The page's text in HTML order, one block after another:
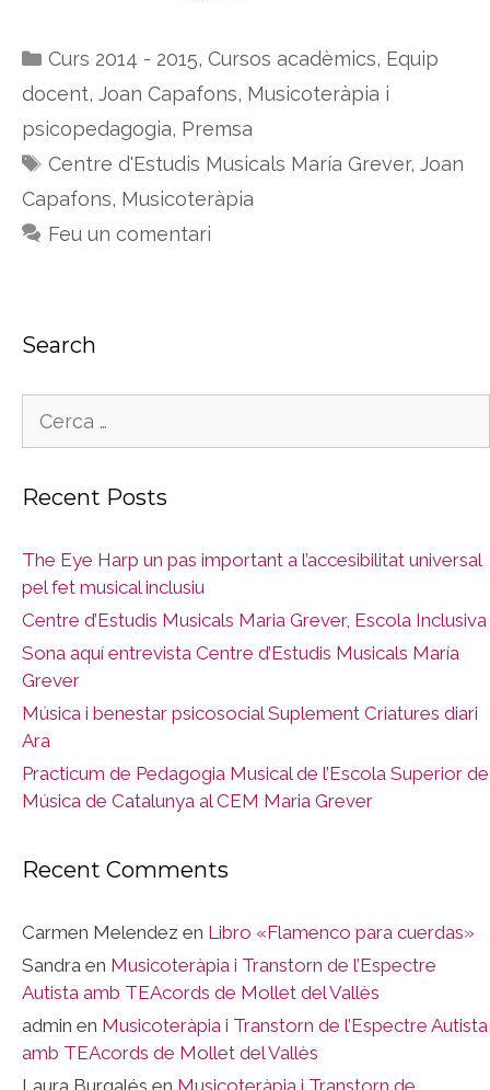
Categories
Curs 2014 - 2015, Cursos acadèmics, Equip
docent, Joan Capafons, Musicoteràpia i
psicopedagogia, Premsa
Etiquetes
Centre d'Estudis Musicals María Grever, Joan
Capafons, Musicoteràpia
Feu un comentari
Search
Recent Posts
The Eye Harp un pas important a l’accesibilitat universal
pel fet musical inclusiu
Centre d’Estudis Musicals Maria Grever, Escola Inclusiva
Sona aquí entrevista Centre d’Estudis Musicals María
Grever
Música i benestar psicosocial Suplement Criatures diari
Ara
Practicum de Pedagogia Musical de l’Escola Superior de
Música de Catalunya al CEM Maria Grever
Recent Comments
Carmen Melendez en Libro «Flamenco para cuerdas»
Sandra en Musicoteràpia i Transtorn de l’Espectre
Autista amb TEAcords de Mollet del Vallès
admin en Musicoteràpia i Transtorn de l’Espectre Autista
amb TEAcords de Mollet del Vallès
Laura Burgalés en Musicoteràpia i Transtorn de